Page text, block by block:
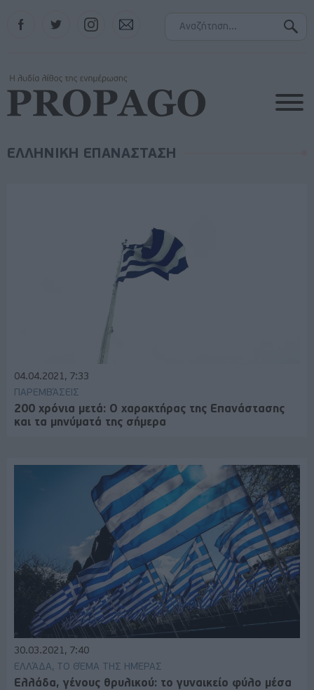
Instagram
ΕΛΛΗΝΙΚΗ ΕΠΑΝΑΣΤΑΣΗ
04.04.2021, 7:33
ΠΑΡΕΜΒΆΣΕΙΣ
200 χρόνια μετά: Ο χαρακτήρας της Επανάστασης
και τα μηνύματά της σήμερα
30.03.2021, 7:40
ΕΛΛΆΔΑ, ΤΟ ΘΈΜΑ ΤΗΣ ΗΜΈΡΑΣ
Ελλάδα, γένους θρυλικού: το γυναικείο φύλο μέσα